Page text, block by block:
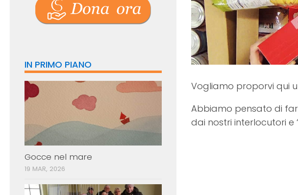
Vogliamo proporvi qui
Abbiamo pensato di
dai nostri interlocutori e
IN PRIMO PIANO
Gocce nel mare
19 MAR, 2026